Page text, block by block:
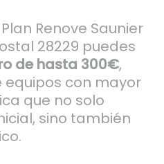
Renove Saunier
28229 puedes
de hasta 300€,
con mayor
que no solo
sino también